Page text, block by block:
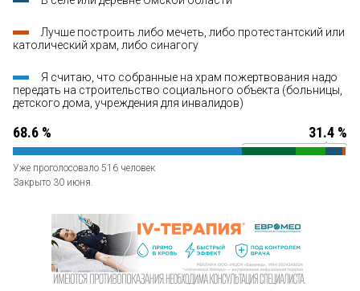
Лучше построить либо мечеть, либо протестантский или
католический храм, либо синагогу
Я считаю, что собранные на храм пожертвования надо
передать на строительство социального объекта (больницы,
детского дома, учреждения для инвалидов)
68.6 % 31.4 %
Уже проголосовало 516 человек
Закрыто 30 июня.